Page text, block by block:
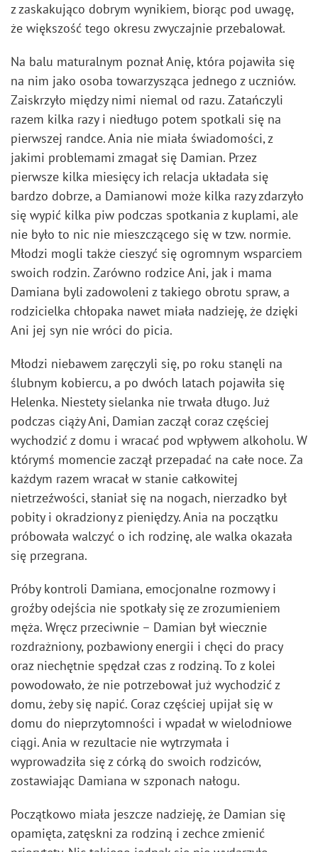
z zaskakująco dobrym wynikiem, biorąc pod uwagę,
że większość tego okresu zwyczajnie przebalował.
Na balu maturalnym poznał Anię, która pojawiła się
na nim jako osoba towarzysząca jednego z uczniów.
Zaiskrzyło między nimi niemal od razu. Zatańczyli
razem kilka razy i niedługo potem spotkali się na
pierwszej randce. Ania nie miała świadomości, z
jakimi problemami zmagał się Damian. Przez
pierwsze kilka miesięcy ich relacja układała się
bardzo dobrze, a Damianowi może kilka razy zdarzyło
się wypić kilka piw podczas spotkania z kuplami, ale
nie było to nic nie mieszczącego się w tzw. normie.
Młodzi mogli także cieszyć się ogromnym wsparciem
swoich rodzin. Zarówno rodzice Ani, jak i mama
Damiana byli zadowoleni z takiego obrotu spraw, a
rodzicielka chłopaka nawet miała nadzieję, że dzięki
Ani jej syn nie wróci do picia.
Młodzi niebawem zaręczyli się, po roku stanęli na
ślubnym kobiercu, a po dwóch latach pojawiła się
Helenka. Niestety sielanka nie trwała długo. Już
podczas ciąży Ani, Damian zaczął coraz częściej
wychodzić z domu i wracać pod wpływem alkoholu. W
którymś momencie zaczął przepadać na całe noce. Za
każdym razem wracał w stanie całkowitej
nietrzeźwości, słaniał się na nogach, nierzadko był
pobity i okradziony z pieniędzy. Ania na początku
próbowała walczyć o ich rodzinę, ale walka okazała
się przegrana.
Próby kontroli Damiana, emocjonalne rozmowy i
groźby odejścia nie spotkały się ze zrozumieniem
męża. Wręcz przeciwnie – Damian był wiecznie
rozdrażniony, pozbawiony energii i chęci do pracy
oraz niechętnie spędzał czas z rodziną. To z kolei
powodowało, że nie potrzebował już wychodzić z
domu, żeby się napić. Coraz częściej upijał się w
domu do nieprzytomności i wpadał w wielodniowe
ciągi. Ania w rezultacie nie wytrzymała i
wyprowadziła się z córką do swoich rodziców,
zostawiając Damiana w szponach nałogu.
Początkowo miała jeszcze nadzieję, że Damian się
opamięta, zatęskni za rodziną i zechce zmienić